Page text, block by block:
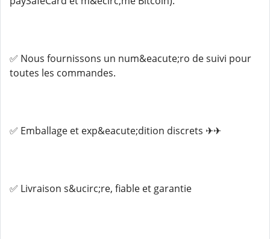
✅ Nous fournissons un num&eacute;ro de suivi pour
toutes les commandes.
✅ Emballage et exp&eacute;dition discrets ✈✈
✅ Livraison s&ucirc;re, fiable et garantie